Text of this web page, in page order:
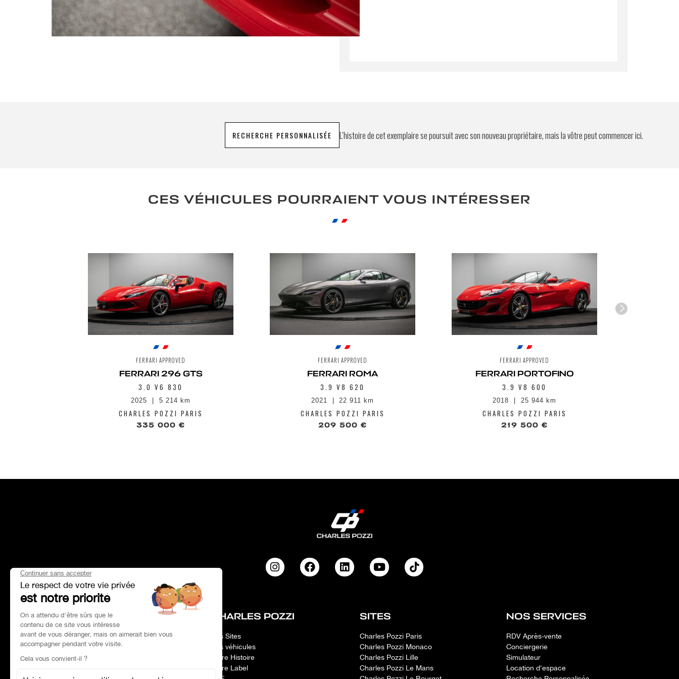
RECHERCHE PERSONNALISÉE L’histoire de cet exemplaire se poursuit avec son nouveau propriétaire, mais la vôtre peut commencer ici.
CES VÉHICULES POURRAIENT VOUS INTÉRESSER
FERRARI APPROVED
FERRARI 296 GTS
3.0 V6 830
2025 5 214 km
CHARLES POZZI PARIS
335 000 €
FERRARI APPROVED
FERRARI ROMA
3.9 V8 620
2021 22 911 km
CHARLES POZZI PARIS
209 500 €
FERRARI APPROVED
FERRARI PORTOFINO
3.9 V8 600
2018 25 944 km
CHARLES POZZI PARIS
219 500 €
HEAD OFFICE
Adresse : Paris 75017
Tél :01 47 39 96 50
Horaires :
CHARLES POZZI
Nos Sites
Nos véhicules
Notre Histoire
Notre Label
SITES
Charles Pozzi Paris
Charles Pozzi Monaco
Charles Pozzi Lille
Charles Pozzi Le Mans
NOS SERVICES
RDV Après-vente
Conciergerie
Simulateur
Location d'espace